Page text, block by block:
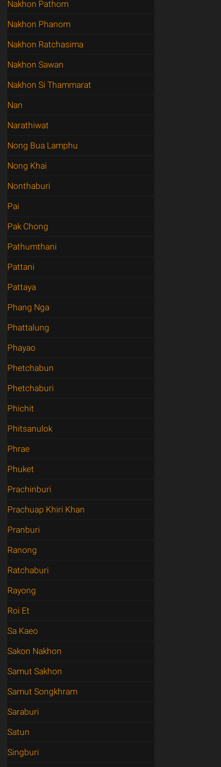
Nakhon Pathom
Nakhon Phanom
Nakhon Ratchasima
Nakhon Sawan
Nakhon Si Thammarat
Nan
Narathiwat
Nong Bua Lamphu
Nong Khai
Nonthaburi
Pai
Pak Chong
Pathumthani
Pattani
Pattaya
Phang Nga
Phattalung
Phayao
Phetchabun
Phetchaburi
Phichit
Phitsanulok
Phrae
Phuket
Prachinburi
Prachuap Khiri Khan
Pranburi
Ranong
Ratchaburi
Rayong
Roi Et
Sa Kaeo
Sakon Nakhon
Samut Sakhon
Samut Songkhram
Saraburi
Satun
Singburi